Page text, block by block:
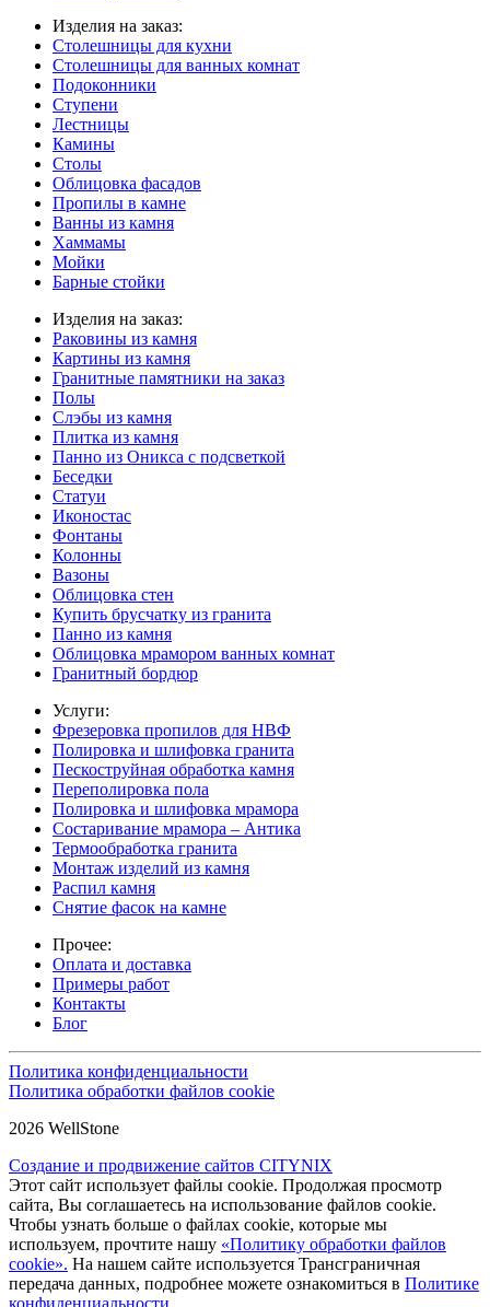
Изделия на заказ:
Столешницы для кухни
Столешницы для ванных комнат
Подоконники
Ступени
Лестницы
Камины
Столы
Облицовка фасадов
Пропилы в камне
Ванны из камня
Хаммамы
Мойки
Барные стойки
Изделия на заказ:
Раковины из камня
Картины из камня
Гранитные памятники на заказ
Полы
Слэбы из камня
Плитка из камня
Панно из Оникса с подсветкой
Беседки
Статуи
Иконостас
Фонтаны
Колонны
Вазоны
Облицовка стен
Купить брусчатку из гранита
Панно из камня
Облицовка мрамором ванных комнат
Гранитный бордюр
Услуги:
Фрезеровка пропилов для НВФ
Полировка и шлифовка гранита
Пескоструйная обработка камня
Переполировка пола
Полировка и шлифовка мрамора
Состаривание мрамора – Антика
Термообработка гранита
Монтаж изделий из камня
Распил камня
Снятие фасок на камне
Прочее:
Оплата и доставка
Примеры работ
Контакты
Блог
Политика конфиденциальности
Политика обработки файлов cookie
2026 WellStone
Создание и продвижение сайтов CITYNIX
Этот сайт использует файлы cookie. Продолжая просмотр
сайта, Вы соглашаетесь на использование файлов cookie.
Чтобы узнать больше о файлах cookie, которые мы
используем, прочтите нашу «Политику обработки файлов
cookie». На нашем сайте используется Трансграничная
передача данных, подробнее можете ознакомиться в Политике
конфиденциальности